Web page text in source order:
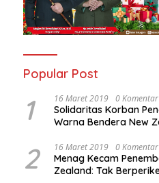
Popular Post
1 16 Maret 2019 0 Komentar
Solidaritas Korban
Warna Bendera New
2 16 Maret 2019 0 Komentar
Menag Kecam
Zealand: Tak